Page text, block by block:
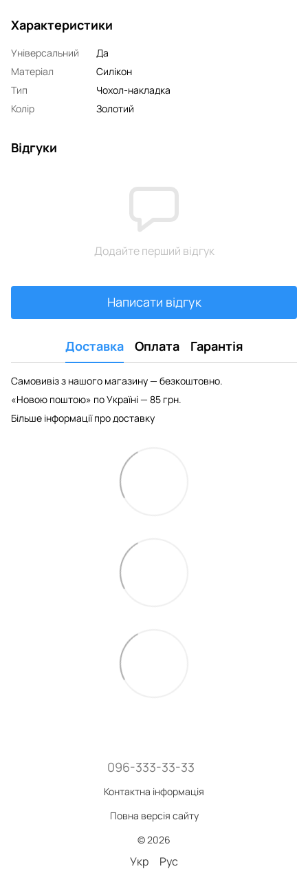
Характеристики
Універсальний
Да
Матеріал
Силікон
Тип
Чохол-накладка
Колір
Золотий
Відгуки
Додайте перший відгук
Написати відгук
Доставка Оплата Гарантія
Самовивіз з нашого магазину — безкоштовно.
«Новою поштою» по Україні — 85 грн.
Більше інформації про доставку
096-333-33-33
Контактна інформація
Повна версія сайту
© 2026
Укр Рус